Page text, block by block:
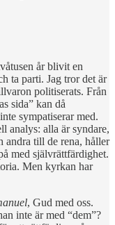
år blivit en
ta parti. Jag tror det är
politiserats. Från
sida” kan då
sympatiserar med.
analys: alla är syndare,
andra till de rena, håller
med själv­rättfärdighet.​
Men kyrkan har
, Gud med oss.
inte är med “dem”?